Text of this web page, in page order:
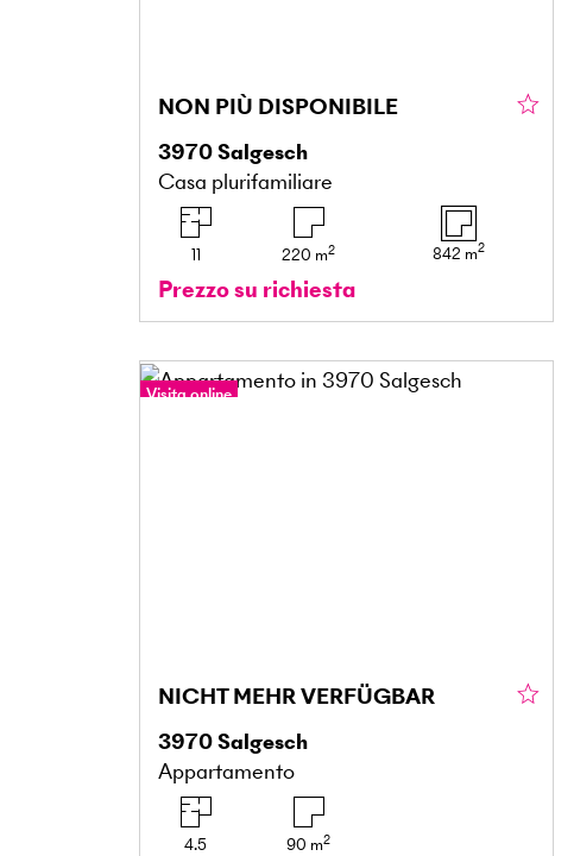
NON PIÙ DISPONIBILE
3970Salgesch
Casa plurifamiliare
11 220 m2 842 m2
Prezzo su richiesta
Visita online
NICHT MEHR VERFÜGBAR
3970Salgesch
Appartamento
4.5 90 m2